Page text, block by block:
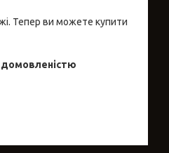
Тепер ви можете купити
домовленістю